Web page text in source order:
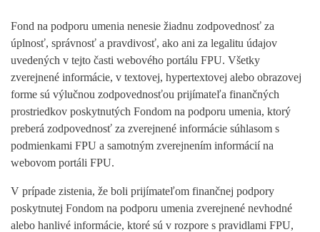
Fond na podporu umenia nenesie žiadnu zodpovednosť za
úplnosť, správnosť a pravdivosť, ako ani za legalitu údajov
uvedených v tejto časti webového portálu FPU. Všetky
zverejnené informácie, v textovej, hypertextovej alebo obrazovej
forme sú výlučnou zodpovednosťou prijímateľa finančných
prostriedkov poskytnutých Fondom na podporu umenia, ktorý
preberá zodpovednosť za zverejnené informácie súhlasom s
podmienkami FPU a samotným zverejnením informácií na
webovom portáli FPU.
V prípade zistenia, že boli prijímateľom finančnej podpory
poskytnutej Fondom na podporu umenia zverejnené nevhodné
alebo hanlivé informácie, ktoré sú v rozpore s pravidlami FPU,